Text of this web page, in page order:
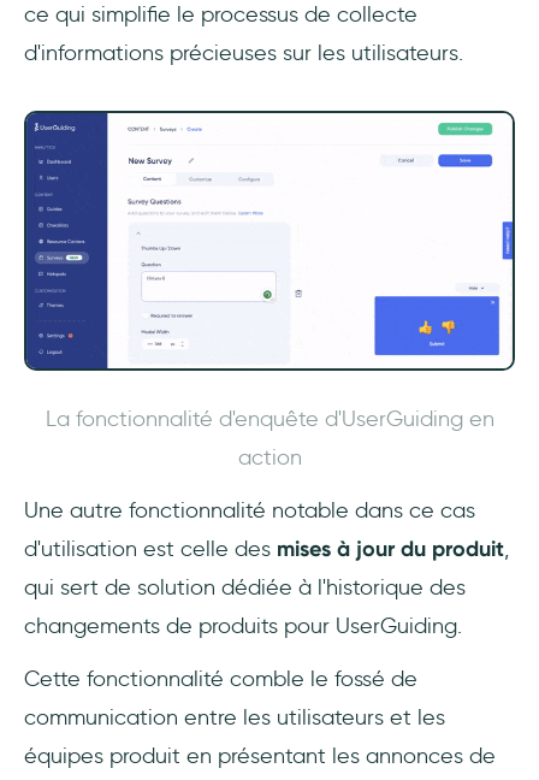
ce qui simplifie le processus de collecte
d'informations précieuses sur les utilisateurs.
La fonctionnalité d'enquête d'UserGuiding en
action
Une autre fonctionnalité notable dans ce cas
d'utilisation est celle des mises à jour du produit,
qui sert de solution dédiée à l'historique des
changements de produits pour UserGuiding.
Cette fonctionnalité comble le fossé de
communication entre les utilisateurs et les
équipes produit en présentant les annonces de